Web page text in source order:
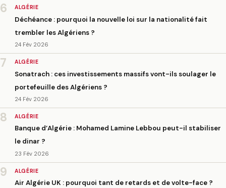
6 ALGÉRIE
Déchéance : pourquoi la nouvelle loi sur la nationalité fait
trembler les Algériens ?
24 Fév 2026
7 ALGÉRIE
Sonatrach : ces investissements massifs vont-ils soulager le
portefeuille des Algériens ?
24 Fév 2026
8 ALGÉRIE
Banque d’Algérie : Mohamed Lamine Lebbou peut-il stabiliser
le dinar ?
23 Fév 2026
9 ALGÉRIE
Air Algérie UK : pourquoi tant de retards et de volte-face ?